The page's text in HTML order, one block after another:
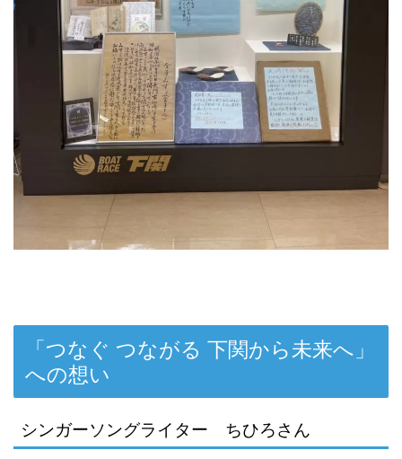
「つなぐ つながる 下関から未来へ」
への想い
シンガーソングライター ちひろさん